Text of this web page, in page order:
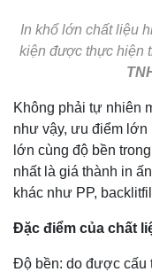
In khổ lớn chất liệu
kiện được thực hiện
Không phải tự nhiên
như vậy, ưu điểm lớn
lớn cùng độ bền
nhất là giá thành in
khác như PP,
Đặc điểm của chất
Độ bền: do được cấu